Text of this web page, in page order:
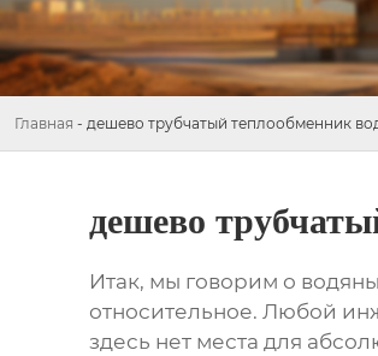
Главная - дешево трубчатый теплообменник
дешево
Итак, мы говорим о
относительное. Любой
здесь нет места для